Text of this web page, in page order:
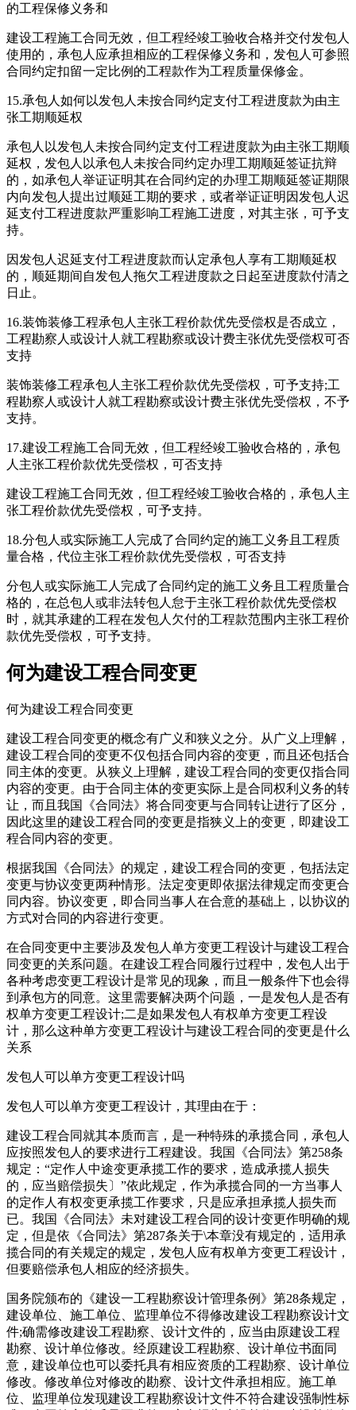
的工程保修义务和
建设工程施工合同无效，但工程经竣工验收合格并交付发包人
使用的，承包人应承担相应的工程保修义务和，发包人可参照
合同约定扣留一定比例的工程款作为工程质量保修金。
15.承包人如何以发包人未按合同约定支付工程进度款为由主
张工期顺延权
承包人以发包人未按合同约定支付工程进度款为由主张工期顺
延权，发包人以承包人未按合同约定办理工期顺延签证抗辩
的，如承包人举证证明其在合同约定的办理工期顺延签证期限
内向发包人提出过顺延工期的要求，或者举证证明因发包人迟
延支付工程进度款严重影响工程施工进度，对其主张，可予支
持。
因发包人迟延支付工程进度款而认定承包人享有工期顺延权
的，顺延期间自发包人拖欠工程进度款之日起至进度款付清之
日止。
16.装饰装修工程承包人主张工程价款优先受偿权是否成立，
工程勘察人或设计人就工程勘察或设计费主张优先受偿权可否
支持
装饰装修工程承包人主张工程价款优先受偿权，可予支持;工
程勘察人或设计人就工程勘察或设计费主张优先受偿权，不予
支持。
17.建设工程施工合同无效，但工程经竣工验收合格的，承包
人主张工程价款优先受偿权，可否支持
建设工程施工合同无效，但工程经竣工验收合格的，承包人主
张工程价款优先受偿权，可予支持。
18.分包人或实际施工人完成了合同约定的施工义务且工程质
量合格，代位主张工程价款优先受偿权，可否支持
分包人或实际施工人完成了合同约定的施工义务且工程质量合
格的，在总包人或非法转包人怠于主张工程价款优先受偿权
时，就其承建的工程在发包人欠付的工程款范围内主张工程价
款优先受偿权，可予支持。
何为建设工程合同变更
何为建设工程合同变更
建设工程合同变更的概念有广义和狭义之分。从广义上理解，
建设工程合同的变更不仅包括合同内容的变更，而且还包括合
同主体的变更。从狭义上理解，建设工程合同的变更仅指合同
内容的变更。由于合同主体的变更实际上是合同权利义务的转
让，而且我国《合同法》将合同变更与合同转让进行了区分，
因此这里的建设工程合同的变更是指狭义上的变更，即建设工
程合同内容的变更。
根据我国《合同法》的规定，建设工程合同的变更，包括法定
变更与协议变更两种情形。法定变更即依据法律规定而变更合
同内容。协议变更，即合同当事人在合意的基础上，以协议的
方式对合同的内容进行变更。
在合同变更中主要涉及发包人单方变更工程设计与建设工程合
同变更的关系问题。在建设工程合同履行过程中，发包人出于
各种考虑变更工程设计是常见的现象，而且一般条件下也会得
到承包方的同意。这里需要解决两个问题，一是发包人是否有
权单方变更工程设计;二是如果发包人有权单方变更工程设
计，那么这种单方变更工程设计与建设工程合同的变更是什么
关系
发包人可以单方变更工程设计吗
发包人可以单方变更工程设计，其理由在于：
建设工程合同就其本质而言，是一种特殊的承揽合同，承包人
应按照发包人的要求进行工程建设。我国《合同法》第258条
规定：“定作人中途变更承揽工作的要求，造成承揽人损失
的，应当赔偿损失〕”依此规定，作为承揽合同的一方当事人
的定作人有权变更承揽工作要求，只是应承担承揽人损失而
已。我国《合同法》未对建设工程合同的设计变更作明确的规
定，但是依《合同法》第287条关于\本章没有规定的，适用承
揽合同的有关规定的规定，发包人应有权单方变更工程设计，
但要赔偿承包人相应的经济损失。
国务院颁布的《建设一工程勘察设计管理条例》第28条规定，
建设单位、施工单位、监理单位不得修改建设工程勘察设计文
件;确需修改建设工程勘察、设计文件的，应当由原建设工程
勘察、设计单位修改。经原建设工程勘察、设计单位书面同
意，建设单位也可以委托具有相应资质的工程勘察、设计单位
修改。修改单位对修改的勘察、设计文件承担相应。施工单
位、监理单位发现建设工程勘察设计文件不符合建设强制性标